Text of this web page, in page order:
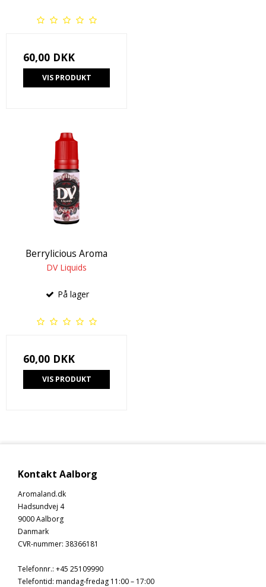
60,00 DKK
VIS PRODUKT
Berrylicious Aroma
DV Liquids
På lager
60,00 DKK
VIS PRODUKT
Kontakt Aalborg
Aromaland.dk
Hadsundvej 4
9000 Aalborg
Danmark
CVR-nummer: 38366181
Telefonnr.: +45 25109990
Telefontid: mandag-fredag 11:00 – 17:00